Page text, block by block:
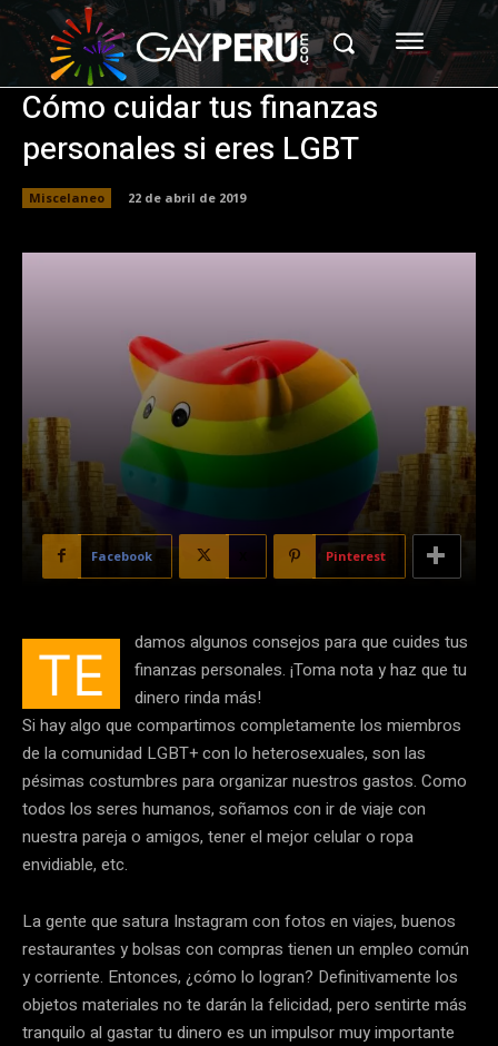
Cómo cuidar tus finanzas
personales si eres LGBT
Miscelaneo 22 de abril de 2019
Facebook Pinterest
TE
damos algunos consejos para que cuides tus
finanzas personales. ¡Toma nota y haz que tu
dinero rinda más!
Si hay algo que compartimos completamente los miembros
de la comunidad LGBT+ con lo heterosexuales, son las
pésimas costumbres para organizar nuestros gastos. Como
todos los seres humanos, soñamos con ir de viaje con
nuestra pareja o amigos, tener el mejor celular o ropa
envidiable, etc.
La gente que satura Instagram con fotos en viajes, buenos
restaurantes y bolsas con compras tienen un empleo común
y corriente. Entonces, ¿cómo lo logran? Definitivamente los
objetos materiales no te darán la felicidad, pero sentirte más
tranquilo al gastar tu dinero es un impulsor muy importante